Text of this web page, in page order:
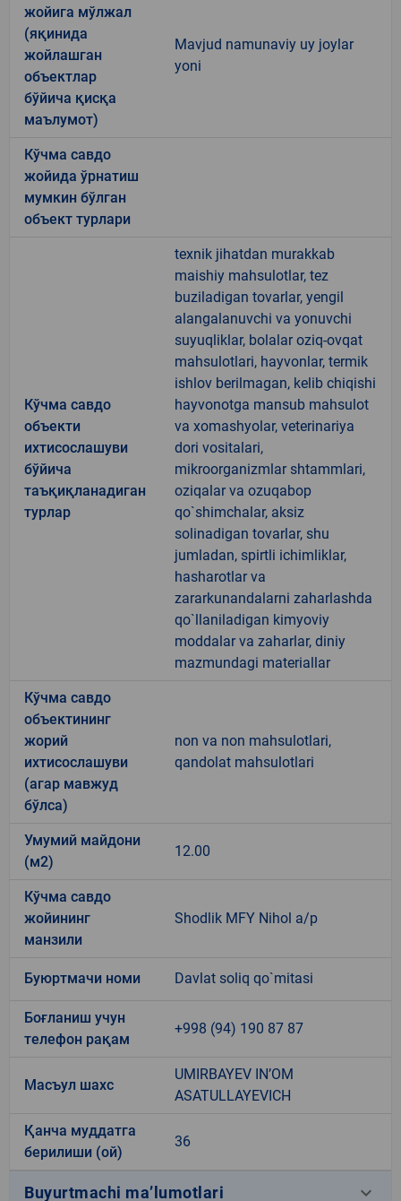
жойига мўлжал
(яқинида
жойлашган
объектлар
бўйича қисқа
маълумот)
Mavjud namunaviy uy joylar
yoni
Кўчма савдо
жойида ўрнатиш
мумкин бўлган
объект турлари
Кўчма савдо
объекти
ихтисослашуви
бўйича
таъқиқланадиган
турлар
texnik jihatdan murakkab
maishiy mahsulotlar, tez
buziladigan tovarlar, yengil
alangalanuvchi va yonuvchi
suyuqliklar, bolalar oziq-ovqat
mahsulotlari, hayvonlar, termik
ishlov berilmagan, kelib chiqishi
hayvonotga mansub mahsulot
va xomashyolar, veterinariya
dori vositalari,
mikroorganizmlar shtammlari,
oziqalar va ozuqabop
qo`shimchalar, aksiz
solinadigan tovarlar, shu
jumladan, spirtli ichimliklar,
hasharotlar va
zararkunandalarni zaharlashda
qo`llaniladigan kimyoviy
moddalar va zaharlar, diniy
mazmundagi materiallar
Кўчма савдо
объектининг
жорий
ихтисослашуви
(агар мавжуд
бўлса)
non va non mahsulotlari,
qandolat mahsulotlari
Умумий майдони
(м2)
12.00
Кўчма савдо
жойининг
манзили
Shodlik MFY Nihol a/p
Буюртмачи номи Davlat soliq qo`mitasi
Боғланиш учун
телефон рақам
+998 (94) 190 87 87
Масъул шахс
UMIRBAYEV IN’OM
ASATULLAYEVICH
Қанча муддатга
берилиши (ой)
36
Buyurtmachi ma’lumotlari keyboard_arrow_down